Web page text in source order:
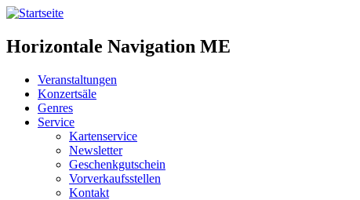
Horizontale Navigation ME
Veranstaltungen
Konzertsäle
Genres
Service
Kartenservice
Newsletter
Geschenkgutschein
Vorverkaufsstellen
Kontakt